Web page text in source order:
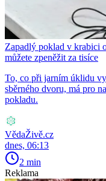
Zapadlý poklad v krabici
můžete zpeněžit za tisíce
To, co při jarním úklidu
sběrného dvoru, má pro
pokladu.
VědaŽivě.cz
dnes, 06:13
2 min
Reklama